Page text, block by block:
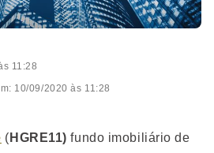
11:28
10/09/2020 às 11:28
( HGR E11) fundo imobiliário de